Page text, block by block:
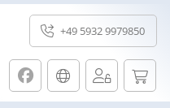
+49 5932 9979850